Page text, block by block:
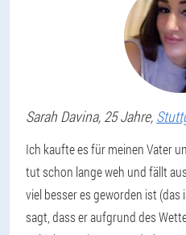
Sarah Davina, 25 Jahre,
Ich kaufte es für meinen Vater
tut schon lange weh und fällt
viel besser es geworden ist
sagt, dass er aufgrund des